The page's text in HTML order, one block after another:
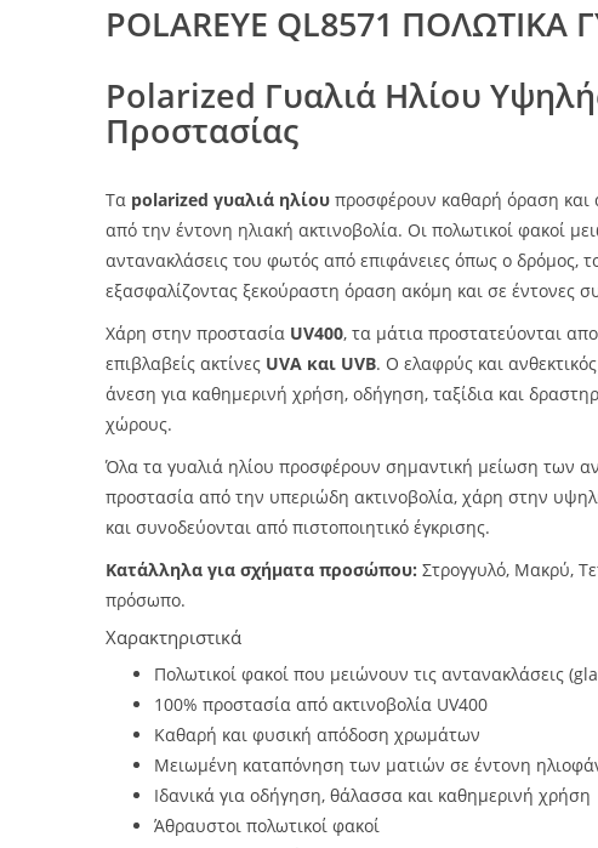
POLAREYE QL8571 ΠΟΛΩΤΙΚΑ
Polarized Γυαλιά Ηλίου
Προστασίας
Τα polarized γυαλιά ηλίου προσφέρουν καθαρή όραση και
από την έντονη ηλιακή ακτινοβολία. Οι πολωτικοί φακοί
αντανακλάσεις του φωτός από επιφάνειες όπως ο δρόμος,
εξασφαλίζοντας ξεκούραστη όραση ακόμη και σε έντονες
Χάρη στην προστασία UV400, τα μάτια προστατεύονται
επιβλαβείς ακτίνες UVA και UVB. Ο ελαφρύς και
άνεση για καθημερινή χρήση, οδήγηση, ταξίδια και
χώρους.
Όλα τα γυαλιά ηλίου προσφέρουν σημαντική μείωση των
προστασία από την υπεριώδη ακτινοβολία, χάρη στην
και συνοδεύονται από πιστοποιητικό έγκρισης.
Κατάλληλα για σχήματα προσώπου: Στρογγυλό, Μακρύ,
πρόσωπο.
Χαρακτηριστικά
Πολωτικοί φακοί που μειώνουν τις αντανακλάσεις
100% προστασία από ακτινοβολία UV400
Καθαρή και φυσική απόδοση χρωμάτων
Μειωμένη καταπόνηση των ματιών σε έντονη
Ιδανικά για οδήγηση, θάλασσα και καθημερινή χρήση
Άθραυστοι πολωτικοί φακοί